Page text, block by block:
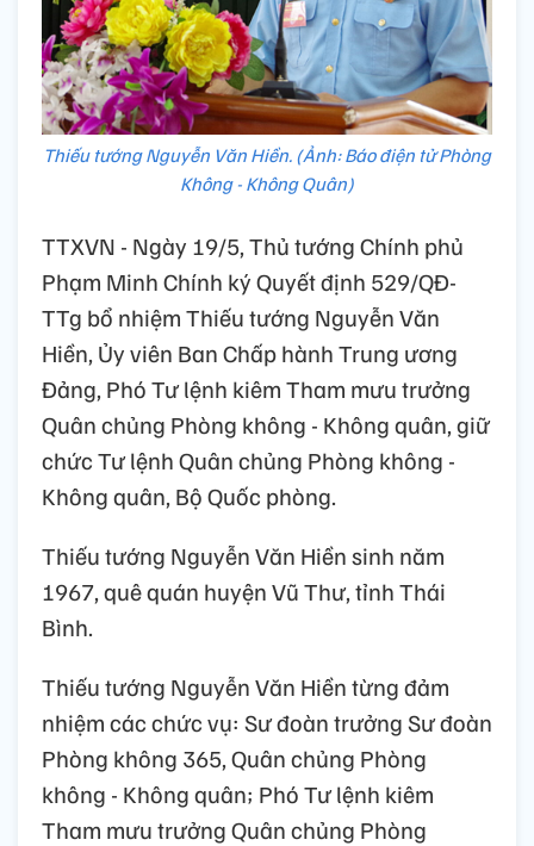
Thiếu tướng Nguyễn Văn Hiền. (Ảnh: Báo điện tử Phòng
Không - Không Quân)
TTXVN - Ngày 19/5, Thủ tướng Chính phủ
Phạm Minh Chính ký Quyết định 529/QĐ-
TTg bổ nhiệm Thiếu tướng Nguyễn Văn
Hiền, Ủy viên Ban Chấp hành Trung ương
Đảng, Phó Tư lệnh kiêm Tham mưu trưởng
Quân chủng Phòng không - Không quân, giữ
chức Tư lệnh Quân chủng Phòng không -
Không quân, Bộ Quốc phòng.
Thiếu tướng Nguyễn Văn Hiền sinh năm
1967, quê quán huyện Vũ Thư, tỉnh Thái
Bình.
Thiếu tướng Nguyễn Văn Hiền từng đảm
nhiệm các chức vụ: Sư đoàn trưởng Sư đoàn
Phòng không 365, Quân chủng Phòng
không - Không quân; Phó Tư lệnh kiêm
Tham mưu trưởng Quân chủng Phòng